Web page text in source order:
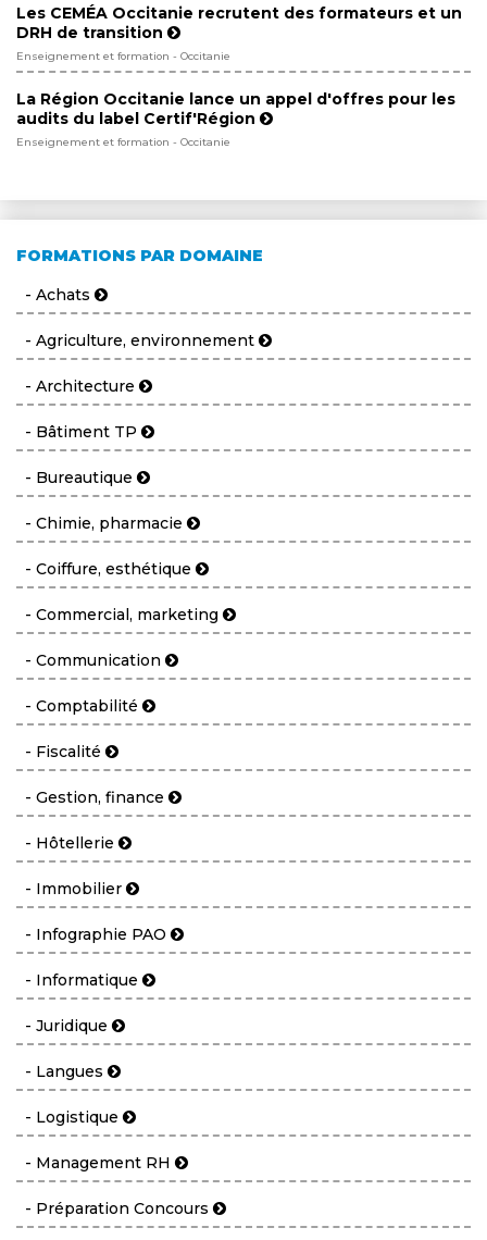
Les CEMÉA Occitanie recrutent des formateurs et un
DRH de transition
Enseignement et formation - Occitanie
La Région Occitanie lance un appel d'offres pour les
audits du label Certif'Région
Enseignement et formation - Occitanie
FORMATIONS PAR DOMAINE
- Achats
- Agriculture, environnement
- Architecture
- Bâtiment TP
- Bureautique
- Chimie, pharmacie
- Coiffure, esthétique
- Commercial, marketing
- Communication
- Comptabilité
- Fiscalité
- Gestion, finance
- Hôtellerie
- Immobilier
- Infographie PAO
- Informatique
- Juridique
- Langues
- Logistique
- Management RH
- Préparation Concours